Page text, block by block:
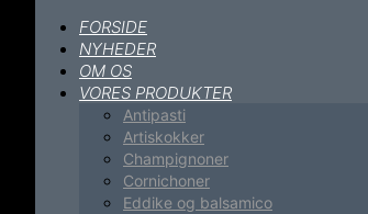
FORSIDE
NYHEDER
OM OS
VORES PRODUKTER
Antipasti
Artiskokker
Champignoner
Cornichoner
Eddike og balsamico